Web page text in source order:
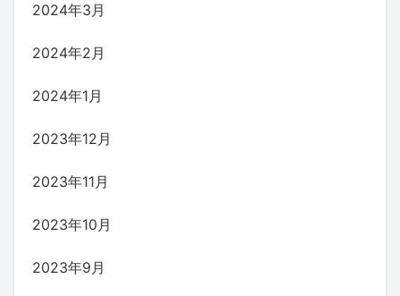
2024年3月
2024年2月
2024年1月
2023年12月
2023年11月
2023年10月
2023年9月